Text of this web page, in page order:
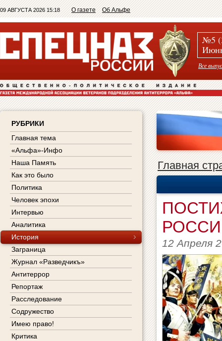
09 АВГУСТА 2026 15:18 О газете Об Альфе
№5
Все
РУБРИКИ
Главная тема
«Альфа»-Инфо
Наша Память
Как это было
Политика
Человек эпохи
Интервью
Аналитика
История
Заграница
Журнал «Разведчикъ»
Антитеррор
Репортаж
Расследование
Содружество
Имею право!
Критика
Главная
12 Апреля